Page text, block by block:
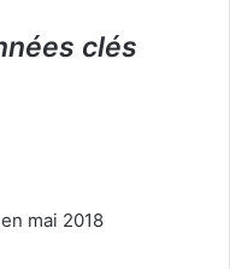
clés
mai 2018